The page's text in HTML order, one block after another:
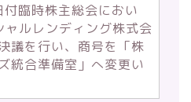
臨時株主総会におい
ャルレンディング株式会
議を行い、商号を「株
統合準備室」へ変更い